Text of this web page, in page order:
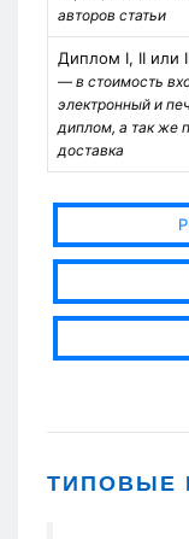
авторов статьи
Диплом I, II или
— в стоимость
электронный и
диплом, а так же
доставка
ТИПОВЫЕ